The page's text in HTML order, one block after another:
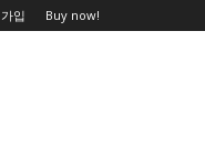
입 Buy now!